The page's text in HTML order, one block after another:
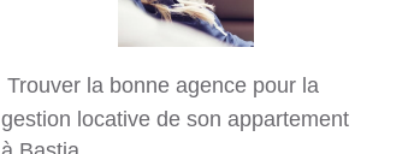
Trouver la bonne agence pour la
gestion locative de son appartement